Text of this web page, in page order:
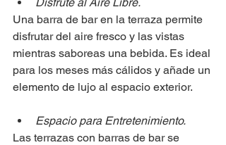
Una barra de bar en la terraza permite
disfrutar del aire fresco y las vistas
mientras saboreas una bebida. Es ideal
para los meses más cálidos y añade un
elemento de lujo al espacio exterior.
Espacio para Entretenimiento.
Las terrazas con barras de bar se